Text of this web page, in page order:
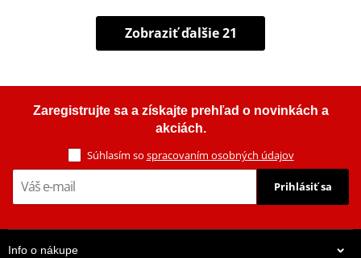
Zobraziť ďalšie 21
Zaregistrujte sa a získajte prehľad o novinkách a
akciách.
Súhlasím so spracovaním osobných údajov
Prihlásiť sa
Info o nákupe